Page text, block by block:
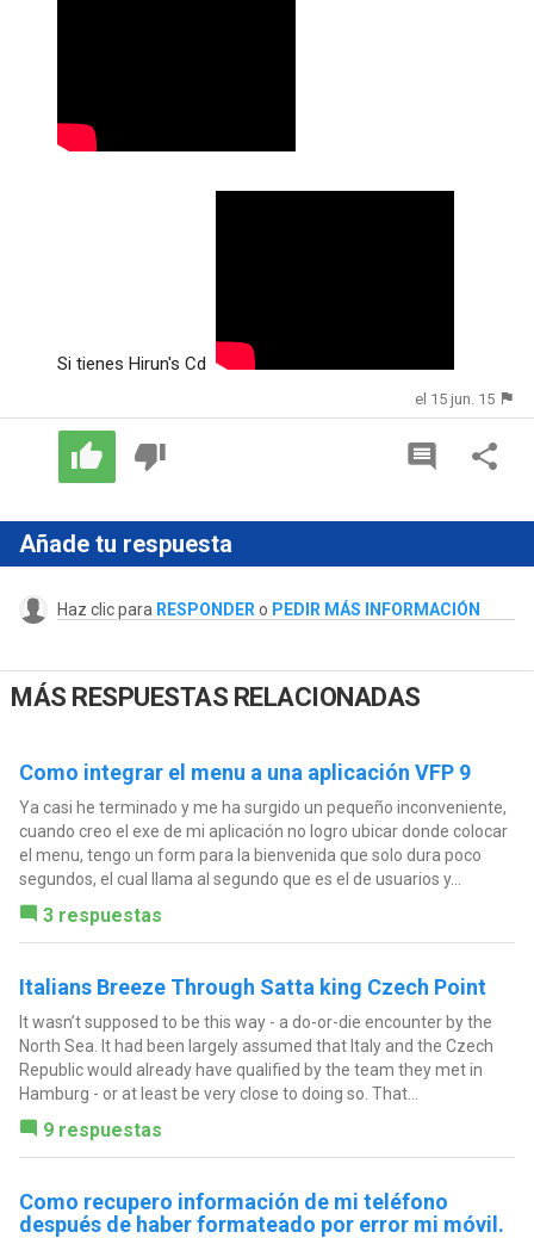
Si tienes Hirun's Cd
el 15 jun. 15
Añade tu respuesta
Haz clic para RESPONDER o PEDIR MÁS INFORMACIÓN
MÁS RESPUESTAS RELACIONADAS
Como integrar el menu a una aplicación VFP 9
Ya casi he terminado y me ha surgido un pequeño inconveniente,
cuando creo el exe de mi aplicación no logro ubicar donde colocar
el menu, tengo un form para la bienvenida que solo dura poco
segundos, el cual llama al segundo que es el de usuarios y...
3 respuestas
Italians Breeze Through Satta king Czech Point
It wasn’t supposed to be this way - a do-or-die encounter by the
North Sea. It had been largely assumed that Italy and the Czech
Republic would already have qualified by the team they met in
Hamburg - or at least be very close to doing so. That...
9 respuestas
Como recupero información de mi teléfono
después de haber formateado por error mi móvil.